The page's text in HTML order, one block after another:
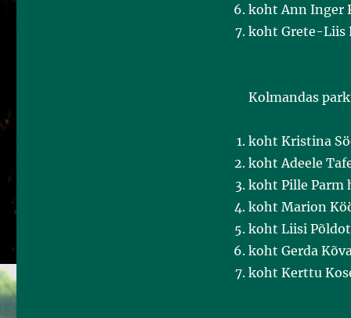
koht Ann Inger
koht Grete-Liis
Kolmandas
koht Kristina
koht Adeele
koht Pille Parm
koht Marion
koht Liisi
koht Gerda
koht Kerttu